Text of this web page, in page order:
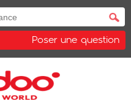
Poser une question